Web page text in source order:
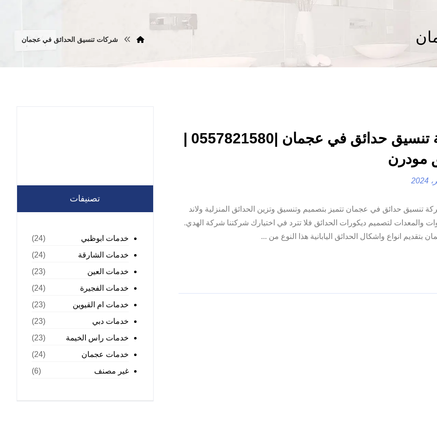
شركات تنسيق الحدائق في عجمان
شركة تنسيق حدائق في عجمان |0557821580 |
مودرن
|0557821580 |حدائق مودرن شركة تنسيق حدائق في عجمان تتميز بتصميم وتنسيق وتزين الحدائق المنزلية ولاند
بافضل الادوات والمعدات لتصميم ديكورات الحدائق فلا تترد في اختيارك شركتنا شركة الهدي.
انواع واشكال الحدائق اليابانية هذا النوع من ...
تصنيفات
خدمات ابوظبي
(24)
خدمات الشارقة
(24)
خدمات العين
(23)
خدمات الفجيرة
(24)
خدمات ام القيوين
(23)
خدمات دبي
(23)
خدمات راس الخيمة
(23)
خدمات عجمان
(24)
غير مصنف
(6)